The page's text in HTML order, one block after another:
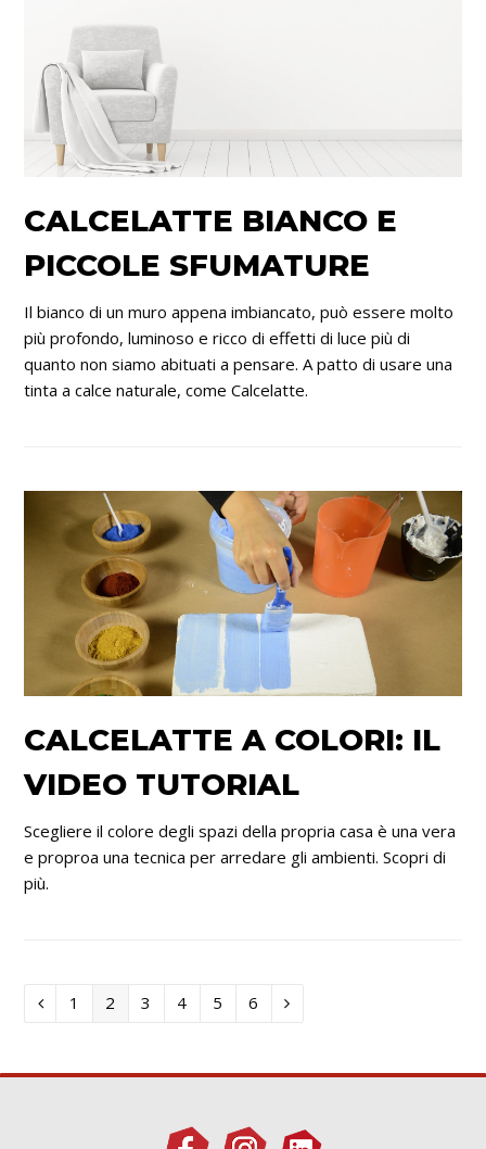
CALCELATTE BIANCO E
PICCOLE SFUMATURE
Il bianco di un muro appena imbiancato, può essere molto
più profondo, luminoso e ricco di effetti di luce più di
quanto non siamo abituati a pensare. A patto di usare una
tinta a calce naturale, come Calcelatte.
CALCELATTE A COLORI: IL
VIDEO TUTORIAL
Scegliere il colore degli spazi della propria casa è una vera
e proproa una tecnica per arredare gli ambienti. Scopri di
più.
Prossimo/precedente
Titoli
1 Titoli
2 Titoli
3 Titoli
4 Titoli
5 Titoli
6 Successivo/Precedente